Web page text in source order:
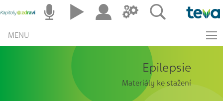
MENU
Epilepsie
Materiály ke stažení